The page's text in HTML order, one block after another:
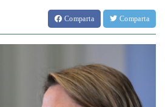
Comparta Comparta